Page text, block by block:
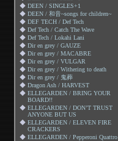
◆ DEEN / SINGLES+1
◆ DEEN / 和音~songs for children~
◆ DEF TECH / Def Tech
◆ Def Tech / Catch The Wave
◆ Def Tech / Lokahi Lani
◆ Dir en grey / GAUZE
◆ Dir en grey / MACABRE
◆ Dir en grey / VULGAR
◆ Dir en grey / Withering to death
◆ Dir en grey / 鬼葬
◆ Dragon Ash / HARVEST
◆ ELLEGARDEN / BRING YOUR
BOARD!!
◆ ELLEGARDEN / DON’T TRUST
ANYONE BUT US
◆ ELLEGARDEN / ELEVEN FIRE
CRACKERS
◆ ELLEGARDEN / Pepperoni Quattro